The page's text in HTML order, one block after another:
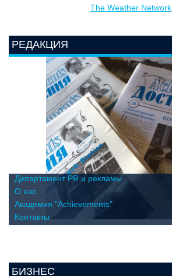
The Weather Network
РЕДАКЦИЯ
Департамент PR и рекламы
О нас
Академия "Achievements"
Контакты
БИЗНЕС